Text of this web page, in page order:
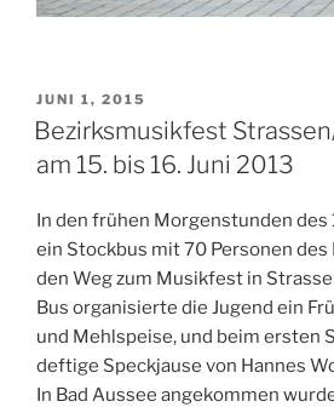
VERÖFFENTLICHT
AM
JUNI 1, 2015
Bezirksmusikfest
am 15. bis 16. Juni 2013
In den frühen Morgenstunden des
ein Stockbus mit 70 Personen
den Weg zum Musikfest in
Bus organisierte die Jugend ein
und Mehlspeise, und beim ersten
deftige Speckjause von Hannes
In Bad Aussee angekommen